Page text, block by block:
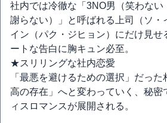
社内では冷徹な「3NO男（笑わない
謝らない）」と呼ばれる上司（ソ・
イン（パク・ジヒョン）にだけ見せ
ートな告白に胸キュン必至。
★スリリングな社内恋愛
「最悪を避けるための選択」だっ
高の存在」へと変わっていく、秘密
ィスロマンスが展開される。